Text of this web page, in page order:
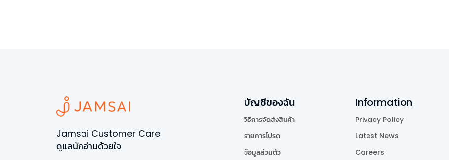
Jamsai Customer Care
ดูแลนักอ่านด้วยใจ
บัญชีของฉัน
วิธีการจัดส่งสินค้า
รายการโปรด
ข้อมูลส่วนตัว
Information
Privacy Policy
Latest News
Careers